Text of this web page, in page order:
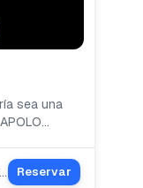
sea una
Aquí
📍Calle 4 entre avenida 8e y 9e segundo piso, Quinta Oriental . Reservar